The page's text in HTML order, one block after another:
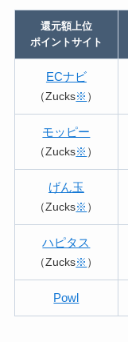
還元額上位
ポイントサイト
ECナビ
（Zucks※ ）
モッピー
（Zucks※ ）
げん玉
（Zucks※ ）
ハピタス
（Zucks※ ）
Powl